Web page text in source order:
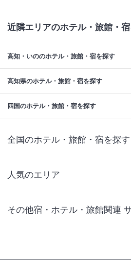
近隣エリアのホテル・旅館・
高知・いののホテル・旅館・宿を探す
高知県のホテル・旅館・宿を探す
四国のホテル・旅館・宿を探す
全国のホテル・旅館・宿を探す
人気のエリア
仙台 ホテル
その他宿・ホテル・旅館関連